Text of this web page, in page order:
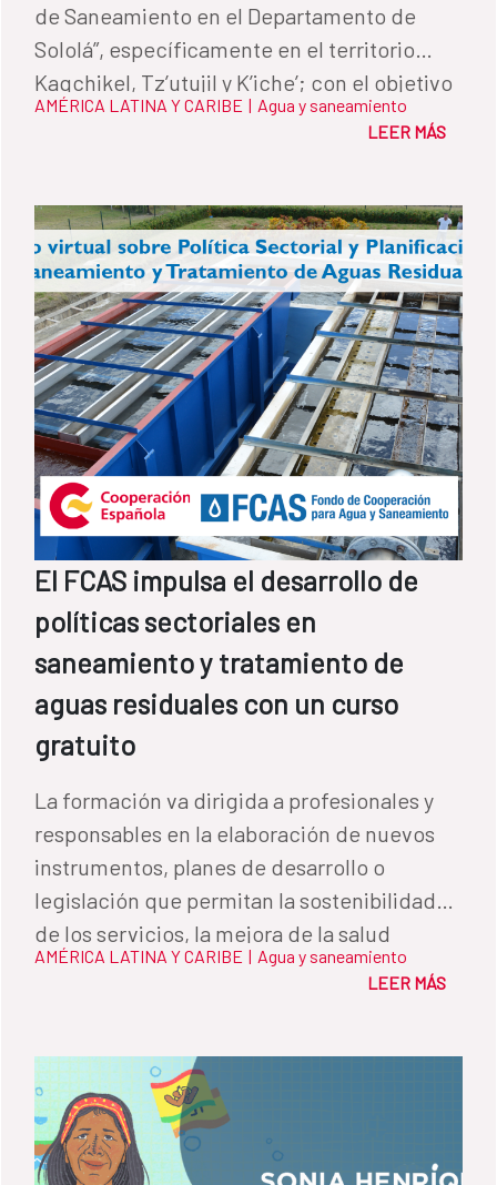
de Saneamiento en el Departamento de
Sololá”, específicamente en el territorio
Kaqchikel, Tz’utujil y K’iche’; con el objetivo
de brindar información, acceso y recursos
AMÉRICA LATINA Y CARIBE | Agua y saneamiento
LEER MÁS
El FCAS impulsa el desarrollo de
políticas sectoriales en
saneamiento y tratamiento de
aguas residuales con un curso
gratuito
La formación va dirigida a profesionales y
responsables en la elaboración de nuevos
instrumentos, planes de desarrollo o
legislación que permitan la sostenibilidad
de los servicios, la mejora de la salud
pública y la reducción de los impactos al
AMÉRICA LATINA Y CARIBE | Agua y saneamiento
LEER MÁS